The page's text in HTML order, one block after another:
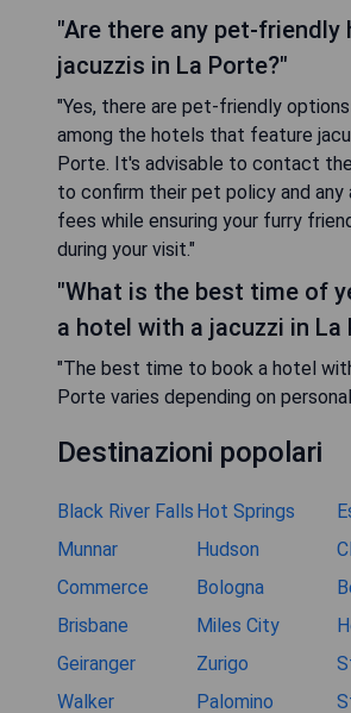
"Are there any pet-friendly
jacuzzis in La Porte?"
"Yes, there are pet-friendly
among the hotels that feature
Porte. It's advisable to contact
to confirm their pet policy and any
fees while ensuring your furry
during your visit."
"What is the best time of
a hotel with a jacuzzi in La
"The best time to book a hotel
Porte varies depending on
Destinazioni popolari
Black River Falls Hot Springs
Munnar
Hudson
Commerce
Bologna
Brisbane
Miles City
Geiranger
Zurigo
Walker
Palomino